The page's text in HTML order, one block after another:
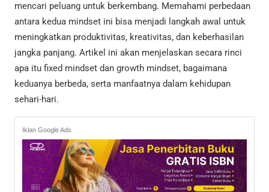
mencari peluang untuk berkembang. Memahami perbedaan
antara kedua mindset ini bisa menjadi langkah awal untuk
meningkatkan produktivitas, kreativitas, dan keberhasilan
jangka panjang. Artikel ini akan menjelaskan secara rinci
apa itu fixed mindset dan growth mindset, bagaimana
keduanya berbeda, serta manfaatnya dalam kehidupan
sehari-hari.
Iklan Google Ads